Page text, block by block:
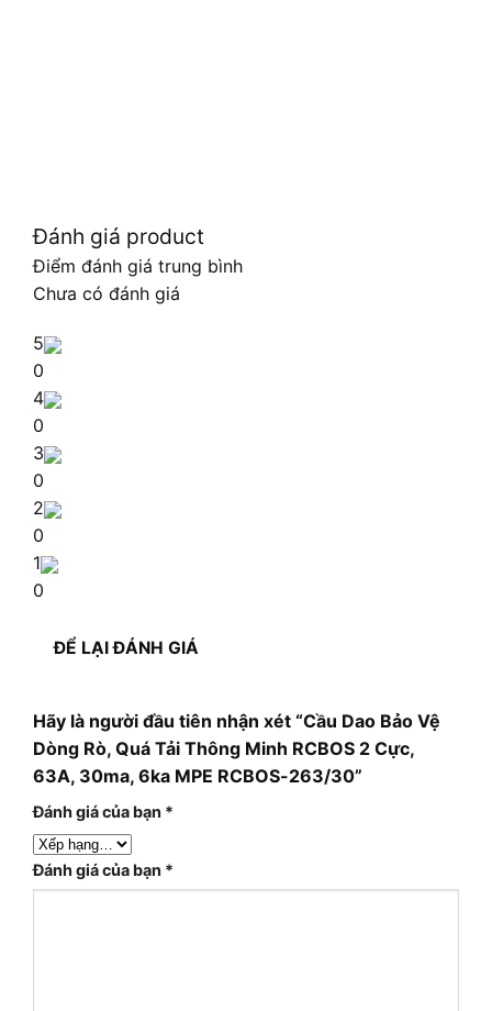
Đánh giá product
Điểm đánh giá trung bình
Chưa có đánh giá
5
0
4
0
3
0
2
0
1
0
ĐỂ LẠI ĐÁNH GIÁ
Hãy là người đầu tiên nhận xét “Cầu Dao Bảo Vệ
Dòng Rò, Quá Tải Thông Minh RCBOS 2 Cực,
63A, 30ma, 6ka MPE RCBOS-263/30”
Đánh giá của bạn *
Đánh giá của bạn *